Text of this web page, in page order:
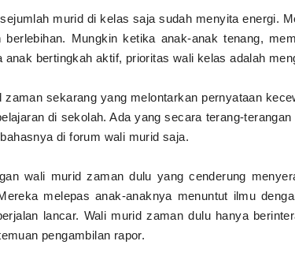
murid di kelas saja sudah menyita energi.
berlebihan. Mungkin ketika anak-anak tenang,
anak bertingkah aktif, prioritas wali kelas adalah
zaman sekarang yang melontarkan pernyataan
di sekolah. Ada yang secara terang-
di forum wali murid saja.
wali murid zaman dulu yang cenderung
melepas anak-anaknya menuntut ilmu
lancar. Wali murid zaman dulu hanya
pengambilan rapor.